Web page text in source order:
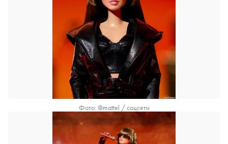
Фото: @mattel / соцсети